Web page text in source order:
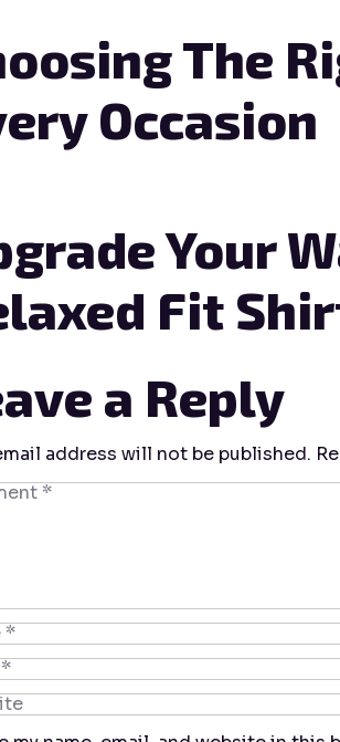
The
Occasion
Your
Fit
a Reply
address will not be published.